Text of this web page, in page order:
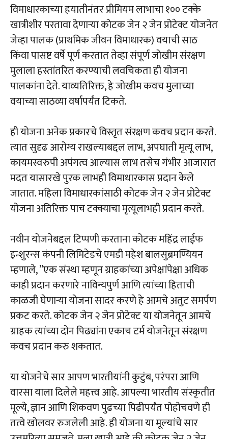
विमाधारकाच्या हयातीनंतर प्रीमियम लाभाचा १०० टक्के
खात्रीशीर परतावा देणाऱ्या कोटक जेन २ जेन प्रोटेक्ट योजनेत
जेव्हा पालक (प्राथमिक जीवन विमाधारक) वयाची साठ
किंवा पासष्ट वर्षे पूर्ण करतात तेव्हा संपूर्ण जोखीम संरक्षण
मुलाला हस्तांतरित करण्याची लवचिकता ही योजना
पालकांना देते. याव्यतिरिक्त, हे जोखीम कवच मुलाच्या
वयाच्या साठव्या वर्षापर्यंत टिकते.
ही योजना अनेक प्रकारचे विस्तृत संरक्षण कवच प्रदान करते.
त्यात सुदृढ आरोग्य राखल्याबद्दल लाभ, अपघाती मृत्यू लाभ,
कायमस्वरुपी अपंगत्व आल्यास लाभ तसेच गंभीर आजारात
मदत यासारखे पुरक लाभही विमाधारकास प्रदान केले
जातात. महिला विमाधारकांसाठी कोटक जेन २ जेन प्रोटेक्ट
योजना अतिरिक्त पाच टक्क्याचा मृत्यूलाभही प्रदान करते.
नवीन योजनेबद्दल टिप्पणी करताना कोटक महिंद्र लाईफ
इन्शुरन्स कंपनी लिमिटेडचे एमडी महेश बालसुब्रमण्यियन
म्हणाले, ”एक संस्था म्हणून ग्राहकांच्या अपेक्षांपेक्षा अधिक
काही प्रदान करणारे नाविन्यपुर्ण आणि त्यांच्या हिताची
काळजी घेणाऱ्या योजना सादर करणे हे आमचे अतुट समर्पण
प्रकट करते. कोटक जेन २ जेन प्रोटेक्ट या योजनेतून आमचे
ग्राहक त्यांच्या दोन पिढ्यांना एकाच टर्म योजनेतून संरक्षण
कवच प्रदान करु शकतात.
या योजनेचे सार आपण भारतीयांनी कुटुंब, परंपरा आणि
वारसा याला दिलेले महत्त्व आहे. आपल्या भारतीय संस्कृतीत
मूल्ये, ज्ञान आणि शिकवण पुढच्या पिढीपर्यंत पोहोचवणे ही
तत्वे खोलवर रुजलेली आहे. ही योजना या मूल्यांचे सार